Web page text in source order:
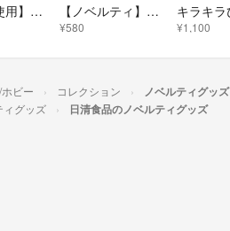
【新品未使用】ひよこちゃん保冷バッグ ランチバッグ 【ノベルティ】チキンラーメン ひよこちゃん マチありエコバッグ
¥580 ¥1,100
ビー コレクション ノベルティグッズ
ィグッズ 日清食品のノベルティグッズ